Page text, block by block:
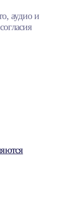
аудио и